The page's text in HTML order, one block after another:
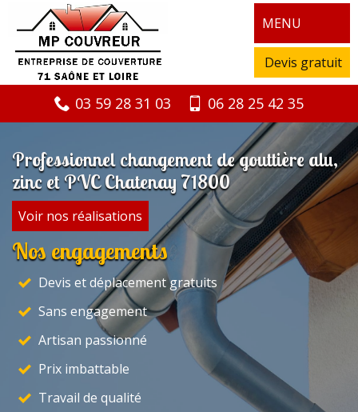
MENU
Devis gratuit
03 59 28 31 03 06 28 25 42 35
Professionnel changement de gouttière alu,
zinc et PVC Chatenay 71800
Voir nos réalisations
Nos engagements
Devis et déplacement gratuits
Sans engagement
Artisan passionné
Prix imbattable
Travail de qualité